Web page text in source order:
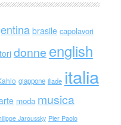
brasile capolavori
donne english
giappone iliade italia
moda musica
Jaroussky Pier Paolo